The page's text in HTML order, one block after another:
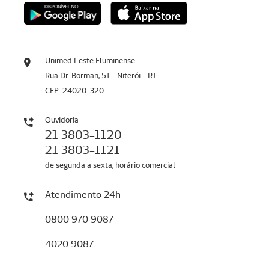
Unimed Leste Fluminense
Rua Dr. Borman, 51 - Niterói - RJ
CEP: 24020-320
Ouvidoria
21 3803-1120
21 3803-1121
de segunda a sexta, horário comercial
Atendimento 24h
0800 970 9087
4020 9087